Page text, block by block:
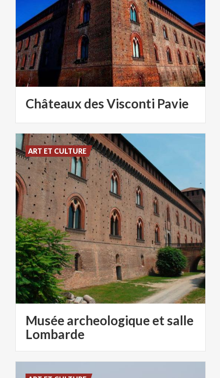
ChâteauxdesVisconti Pavie
Musée archeologique et salle
Lombarde
ART ET CULTURE